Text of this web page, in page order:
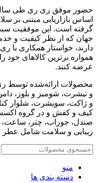
حضور موفق ری ری طی
اساس بازاریابی مبتنی بر
گرفته است. این موفقیت سبب
جهان که از نظر کیفیت و
دارند، خواستار همکاری با
همواره برترین کالاهای خود
عرضه کنند.
محصولات ارائه‌شده توسط
و تیشرت، شومیز و بلوز،
و ژاکت، سویشرت، شلوار
کیف و کفش و در گروه
صندل، جوراب، چتر، ساعت،
زیبایی و سلامت شامل عطر
منو
دسته بندی ها